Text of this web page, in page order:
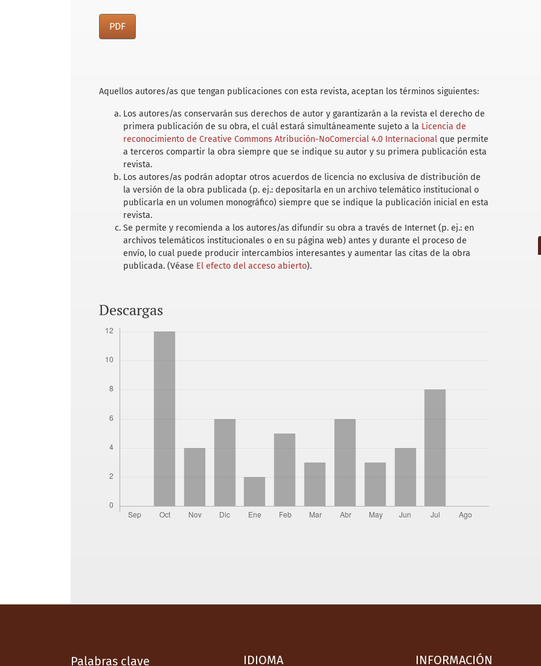
PDF
Aquellos autores/as que tengan publicaciones con esta revista, aceptan los términos siguientes:
Los autores/as conservarán sus derechos de autor y garantizarán a la revista el derecho de
primera publicación de su obra, el cuál estará simultáneamente sujeto a la Licencia de
reconocimiento de Creative Commons Atribución-NoComercial 4.0 Internacional que permite
a terceros compartir la obra siempre que se indique su autor y su primera publicación esta
revista.
Los autores/as podrán adoptar otros acuerdos de licencia no exclusiva de distribución de
la versión de la obra publicada (p. ej.: depositarla en un archivo telemático institucional o
publicarla en un volumen monográfico) siempre que se indique la publicación inicial en esta
revista.
Se permite y recomienda a los autores/as difundir su obra a través de Internet (p. ej.: en
archivos telemáticos institucionales o en su página web) antes y durante el proceso de
envío, lo cual puede producir intercambios interesantes y aumentar las citas de la obra
publicada. (Véase El efecto del acceso abierto).
Descargas
Palabras clave IDIOMA INFORMACIÓN